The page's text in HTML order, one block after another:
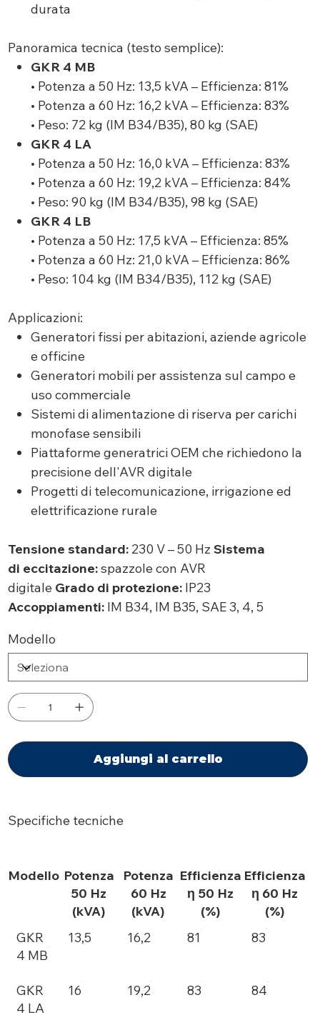
durata
Panoramica tecnica (testo semplice):
GKR 4 MB
• Potenza a 50 Hz: 13,5 kVA – Efficienza: 81%
• Potenza a 60 Hz: 16,2 kVA – Efficienza: 83%
• Peso: 72 kg (IM B34/B35), 80 kg (SAE)
GKR 4 LA
• Potenza a 50 Hz: 16,0 kVA – Efficienza: 83%
• Potenza a 60 Hz: 19,2 kVA – Efficienza: 84%
• Peso: 90 kg (IM B34/B35), 98 kg (SAE)
GKR 4 LB
• Potenza a 50 Hz: 17,5 kVA – Efficienza: 85%
• Potenza a 60 Hz: 21,0 kVA – Efficienza: 86%
• Peso: 104 kg (IM B34/B35), 112 kg (SAE)
Applicazioni:
Generatori fissi per abitazioni, aziende agricole
e officine
Generatori mobili per assistenza sul campo e
uso commerciale
Sistemi di alimentazione di riserva per carichi
monofase sensibili
Piattaforme generatrici OEM che richiedono la
precisione dell'AVR digitale
Progetti di telecomunicazione, irrigazione ed
elettrificazione rurale
Tensione standard:230 V – 50 Hz Sistema
di eccitazione:spazzole con AVR
digitale Grado di protezione:IP23
Accoppiamenti:IM B34, IM B35, SAE 3, 4, 5
Modello
Aggiungi al carrello
Specifiche tecniche
Modello Potenza
50 Hz
(kVA)
Potenza
60 Hz
(kVA)
Efficienza
η 50 Hz
(%)
Efficienza
η 60 Hz
(%)
GKR
4 MB
13,5 16,2 81 83
GKR
4 LA
16 19,2 83 84